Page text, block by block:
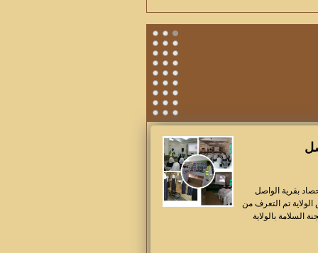
حصاد بقرية الواصل
تم التعرف من
بالولاية